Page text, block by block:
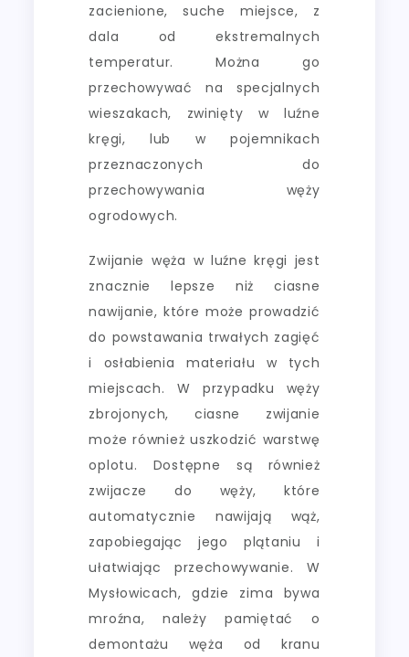
zacienione, suche miejsce, z
dala od ekstremalnych
temperatur. Można go
przechowywać na specjalnych
wieszakach, zwinięty w luźne
kręgi, lub w pojemnikach
przeznaczonych do
przechowywania węży
ogrodowych.
Zwijanie węża w luźne kręgi jest
znacznie lepsze niż ciasne
nawijanie, które może prowadzić
do powstawania trwałych zagięć
i osłabienia materiału w tych
miejscach. W przypadku węży
zbrojonych, ciasne zwijanie
może również uszkodzić warstwę
oplotu. Dostępne są również
zwijacze do węży, które
automatycznie nawijają wąż,
zapobiegając jego plątaniu i
ułatwiając przechowywanie. W
Mysłowicach, gdzie zima bywa
mroźna, należy pamiętać o
demontażu węża od kranu